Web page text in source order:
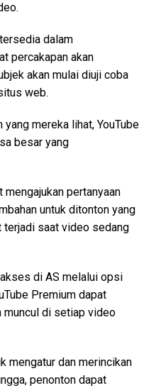
dalam
percakapan akan
akan mulai diuji coba
web.
mereka lihat, YouTube
besar yang
pertanyaan
untuk ditonton yang
saat video sedang
di AS melalui opsi
Premium dapat
muncul di setiap video
mengatur dan merincikan
penonton dapat